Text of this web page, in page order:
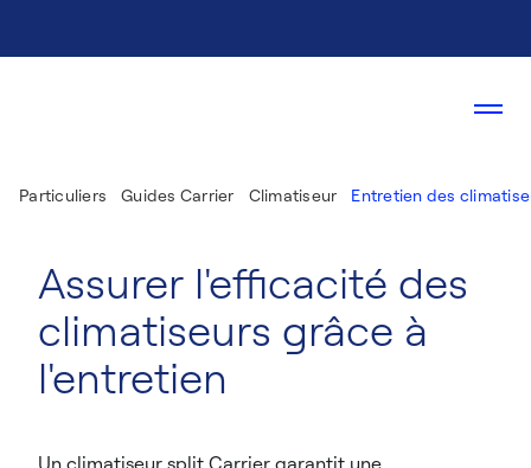
Particuliers Guides Carrier Climatiseur Entretien des
Assurer l'efficacité des
climatiseurs grâce à
l'entretien
Un climatiseur split Carrier garantit une